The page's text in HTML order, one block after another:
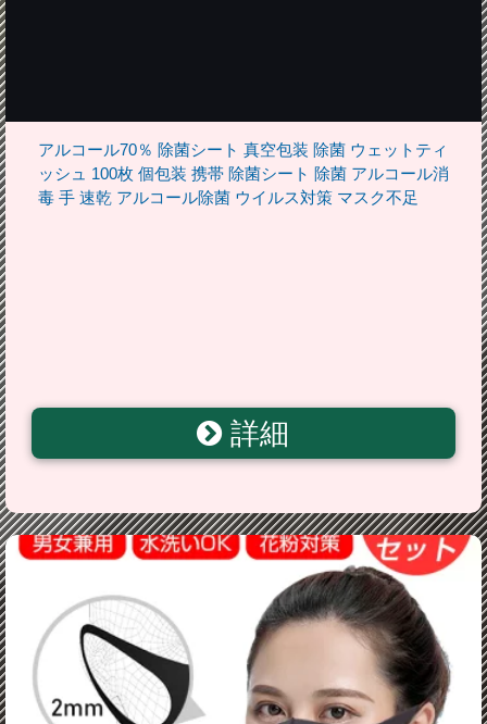
アルコール70％ 除菌シート 真空包装 除菌 ウェットティ
ッシュ 100枚 個包装 携帯 除菌シート 除菌 アルコール消
毒 手 速乾 アルコール除菌 ウイルス対策 マスク不足
詳細